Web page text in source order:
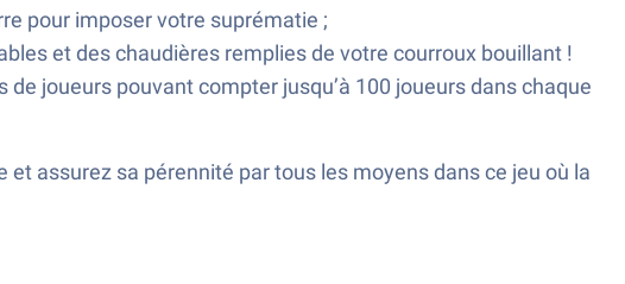
pour imposer votre suprématie ;
et des chaudières remplies de votre courroux bouillant !
joueurs pouvant compter jusqu’à 100 joueurs dans chaque
assurez sa pérennité par tous les moyens dans ce jeu où la